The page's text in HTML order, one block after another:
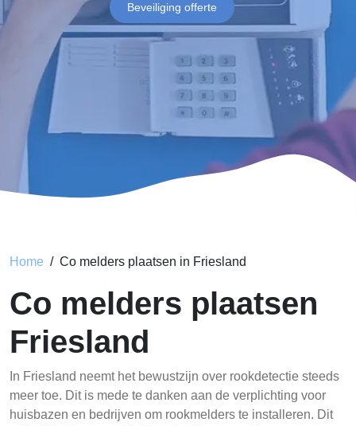
Beveiliging offerte
Home Co melders plaatsen in Friesland
Co melders plaatsen
Friesland
In Friesland neemt het bewustzijn over rookdetectie steeds
meer toe. Dit is mede te danken aan de verplichting voor
huisbazen en bedrijven om rookmelders te installeren. Dit